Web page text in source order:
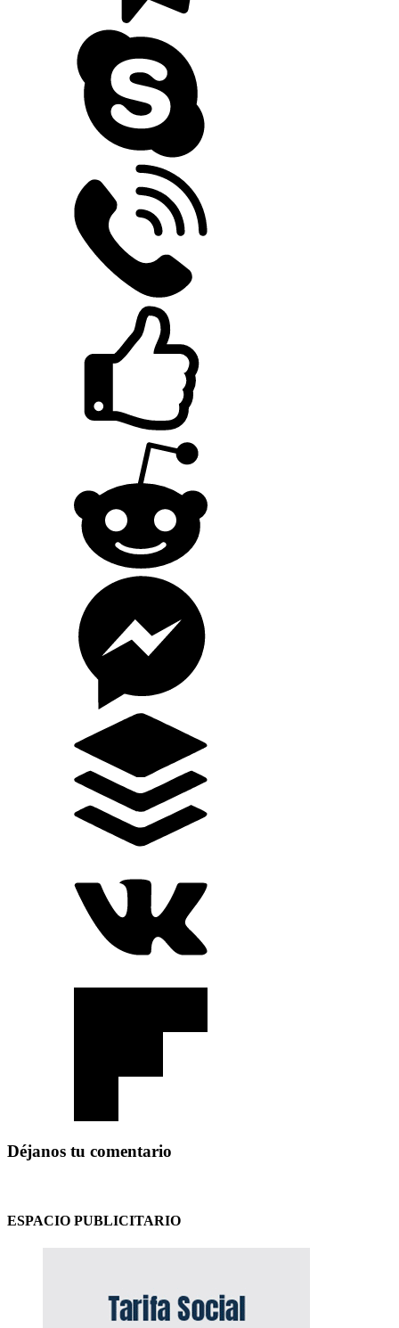
Déjanos tu comentario
ESPACIO PUBLICITARIO